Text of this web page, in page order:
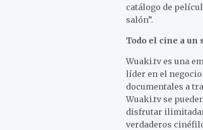
catálogo de
salón”.
Todo el cine a un
Wuaki.tv es una
líder en el
documentales a
Wuaki.tv se
disfrutar
verdaderos